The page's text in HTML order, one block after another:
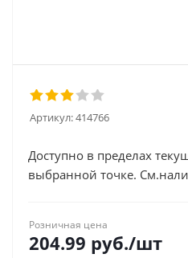
Артикул:414766
Доступно в пределах
выбранной точке.
Розничная цена
204.99 руб./шт